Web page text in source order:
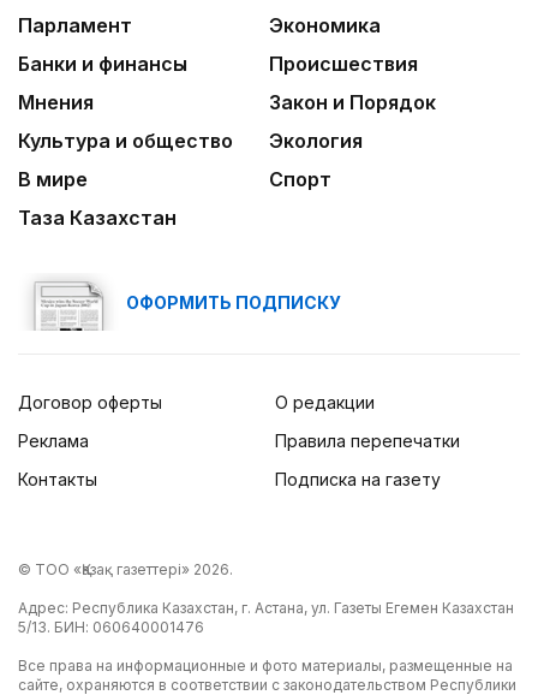
Парламент
Экономика
Банки и финансы
Происшествия
Мнения
Закон и Порядок
Культура и общество
Экология
В мире
Спорт
Таза Казахстан
ОФОРМИТЬ ПОДПИСКУ
Договор оферты
Реклама
Контакты
О редакции
Правила перепечатки
Подписка на газету
© ТОО «Қазақ газеттері» 2026.
Адрес: Республика Казахстан, г. Астана, ул. Газеты Егемен Казахстан
5/13. БИН: 060640001476
Все права на информационные и фото материалы, размещенные на
сайте, охраняются в соответствии с законодательством Республики